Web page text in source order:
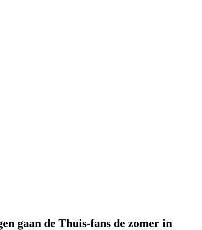
gaan de Thuis-fans de zomer in